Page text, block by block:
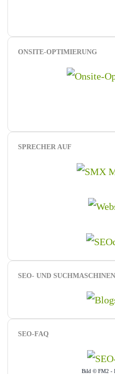
ONSITE-OPTIMIERUNG
SPRECHER AUF
SEO- UND
SEO-FAQ
Bild © FM2 -